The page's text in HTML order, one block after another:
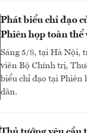
Phát biểu chỉ đạo
Phiên họp toàn
Sáng 5/8, tại Hà Nội,
viên Bộ Chính trị,
biểu chỉ đạo tại
dân.